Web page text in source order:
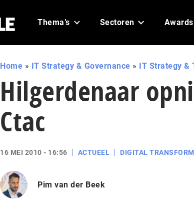
Thema’s Sectoren Awards
Home » IT Strategy & Governance » IT Strategy &
Hilgerdenaar
Ctac
16 MEI 2010 - 16:56 ACTUEEL DIGITAL
Pim van der Beek